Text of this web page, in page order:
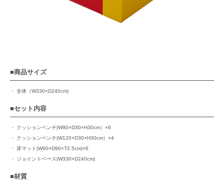
商品サイズ
全体（W330×D240cm)
セット内容
クッションベンチ(W90×D30×H30cm）×6
クッションベンチ(W120×D30×H30cm）×4
床マット(W90×D90×T2.5cm)×6
ジョイントベース(W330×D240cm)
材質